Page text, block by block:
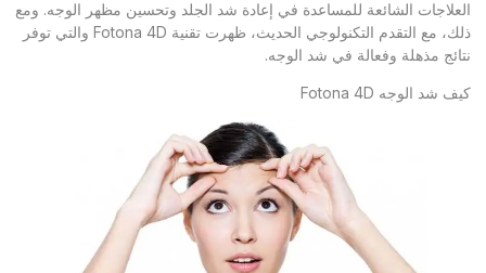
العلاجات الشائعة للمساعدة في إعادة شد الجلد وتحسين مظهر الوجه. ومع
ذلك، مع التقدم التكنولوجي الحديث، ظهرت تقنية Fotona 4D والتي توفر
نتائج مذهلة وفعالة في شد الوجه.
كيف شد الوجه Fotona 4D